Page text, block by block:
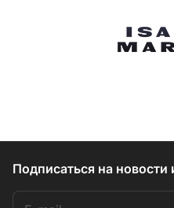
Подписаться на новости